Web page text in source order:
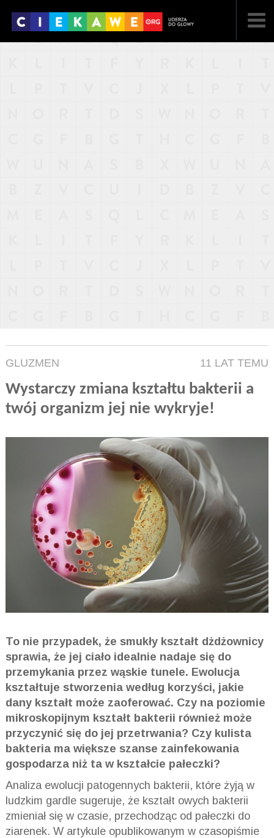
GLUZMEN 11 LAT TEMU
Wystarczy zmiana kształtu bakterii a
twój organizm jej nie wykryje!
To nie przypadek, że smukły kształt dżdżownicy
sprawia, że jej ciało idealnie nadaje się do
przemykania przez wąskie tunele. Ewolucja
kształtuje stworzenia według korzyści, jakie
dany kształt może zaoferować. Czy na poziomie
mikroskopijnym kształt bakterii również może
przyczynić się do jej przetrwania? Czy kulista
bakteria ma większe szanse zainfekowania
gospodarza niż ta w kształcie pałeczki?
Analiza ewolucji patogennych bakterii, które żyją w
ludzkim gardle sugeruje, że kształt owych bakterii
zmieniał się w czasie, przechodząc od pałeczki do
ziarenek. W artykule opublikowanym w czasopiśmie